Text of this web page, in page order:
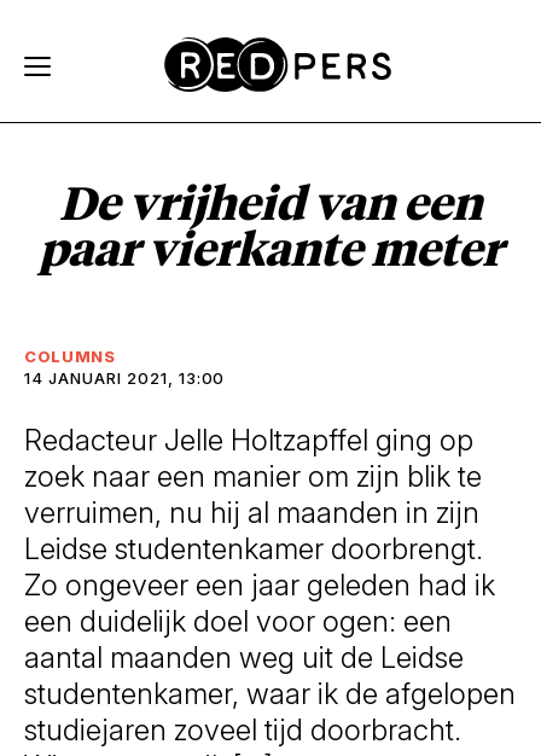
De vrijheid van een
paar vierkante meter
COLUMNS
14 JANUARI 2021, 13:00
Redacteur Jelle Holtzapffel ging op
zoek naar een manier om zijn blik te
verruimen, nu hij al maanden in zijn
Leidse studentenkamer doorbrengt.
Zo ongeveer een jaar geleden had ik
een duidelijk doel voor ogen: een
aantal maanden weg uit de Leidse
studentenkamer, waar ik de afgelopen
studiejaren zoveel tijd doorbracht.